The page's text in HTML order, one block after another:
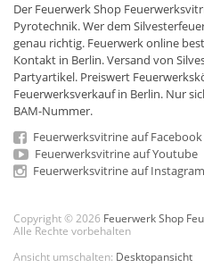
Der Feuerwerk Shop
Pyrotechnik. Wer dem
genau richtig. Feuerwerk online
Kontakt in Berlin. Versand von
Partyartikel. Preiswert
Feuerwerksverkauf in Berlin. Nur
BAM-Nummer.
Feuerwerksvitrine auf Facebook
Feuerwerksvitrine auf Youtube
Feuerwerksvitrine auf Instagram
Copyright © 2026 Feuerwerk Shop
Alle Rechte vorbehalten
Ansicht umschalten: Desktopansicht